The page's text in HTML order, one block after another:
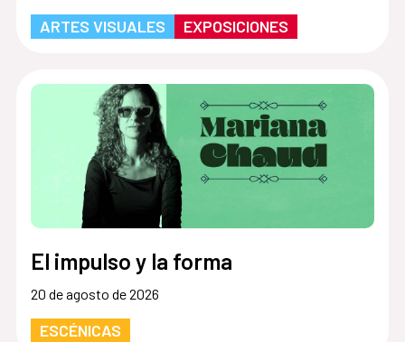
ARTES VISUALES EXPOSICIONES
El impulso y la forma
20 de agosto de 2026
ESCÉNICAS